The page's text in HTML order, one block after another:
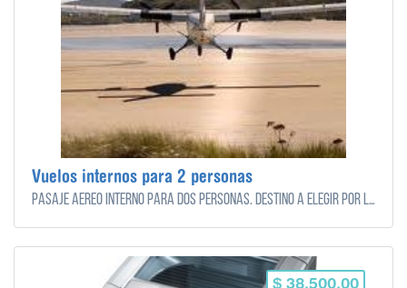
Vuelos internos para 2 personas
Pasaje aereo interno para dos personas. Destino a elegir por los novios.
$ 38,500,00